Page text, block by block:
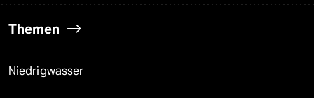
Themen
Niedrigwasser